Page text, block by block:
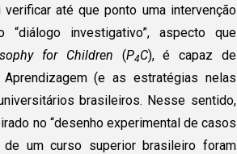
até que ponto uma intervenção
investigativo”, aspecto que
for Children (P4C), é capaz de
(e as estratégias nelas
brasileiros. Nesse sentido,
no “desenho experimental de casos
um curso superior brasileiro foram